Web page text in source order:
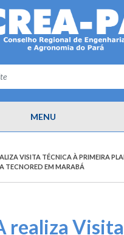
MENU
VISITA TÉCNICA À PRIMEIRA
TECNORED EM MARABÁ
realiza Visita